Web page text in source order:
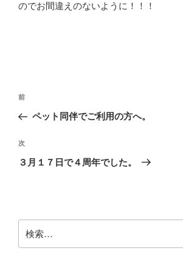
のでお間違えのないように！！！
投
ビ
ゲ
ン
前
の
稿
前
ペット同伴でご利用の方へ。
次
の
次
３月１７日で４周年でした。
索: